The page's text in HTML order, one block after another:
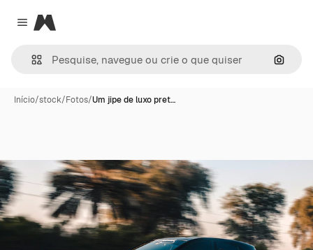
Close menu
Magnific
Início/stock/Fotos/Um jipe de luxo pret…